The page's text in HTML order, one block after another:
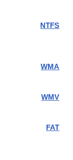
NTFS
WMA
WMV
FAT